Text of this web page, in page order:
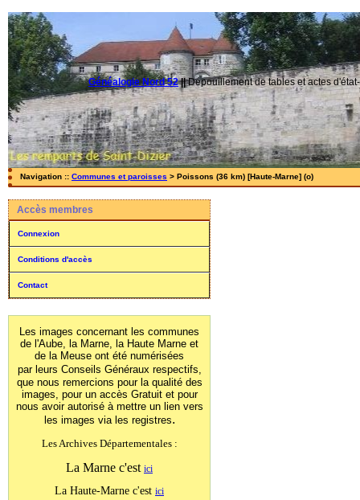
Généalogie Nord 52||Dépouillement de tables et actes
Navigation :: Communes et paroisses > Poissons (36 km) [Haute-Marne] (o)
Accès membres
Connexion
Conditions d'accès
Contact
Les images concernant les communes
de l'Aube, la Marne, la Haute Marne et
de la Meuse ont été numérisées
par leurs Conseils Généraux respectifs,
que nous remercions pour la qualité des
images, pour un accès Gratuit et pour
nous avoir autorisé à mettre un lien vers
les images via les registres.
Les Archives Départementales :
La Marne c'est ici
La Haute-Marne c'est ici